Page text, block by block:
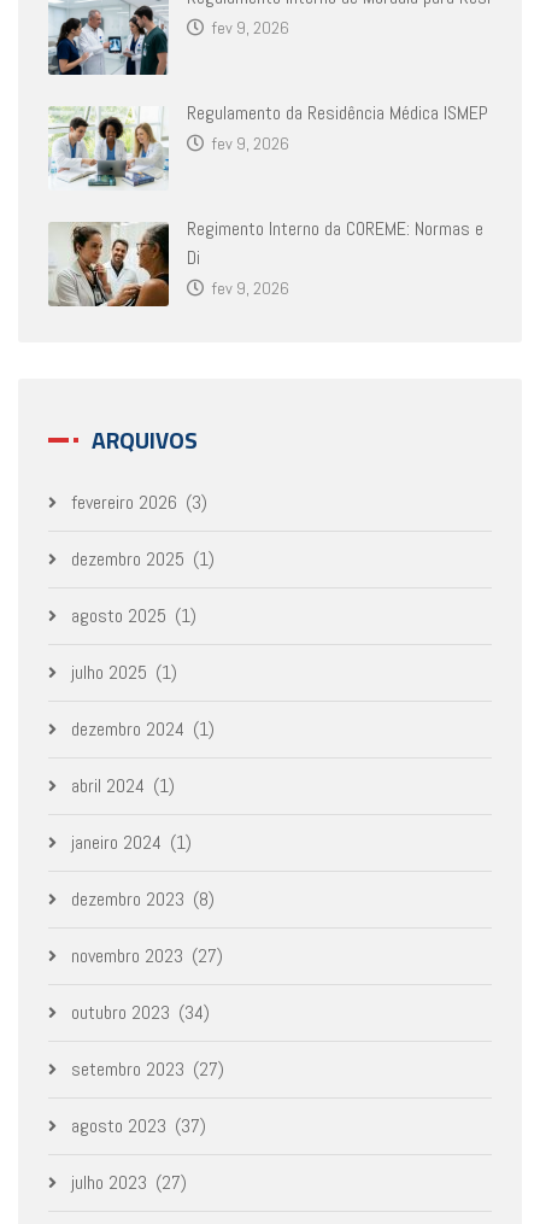
fev 9, 2026
Regulamento da Residência Médica ISMEP
fev 9, 2026
Regimento Interno da COREME: Normas e
Di
fev 9, 2026
ARQUIVOS
fevereiro 2026 (3)
dezembro 2025 (1)
agosto 2025 (1)
julho 2025 (1)
dezembro 2024 (1)
abril 2024 (1)
janeiro 2024 (1)
dezembro 2023 (8)
novembro 2023 (27)
outubro 2023 (34)
setembro 2023 (27)
agosto 2023 (37)
julho 2023 (27)